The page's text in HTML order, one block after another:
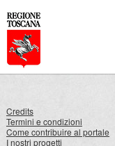
Credits
Termini e condizioni
Come contribuire al portale
I nostri progetti